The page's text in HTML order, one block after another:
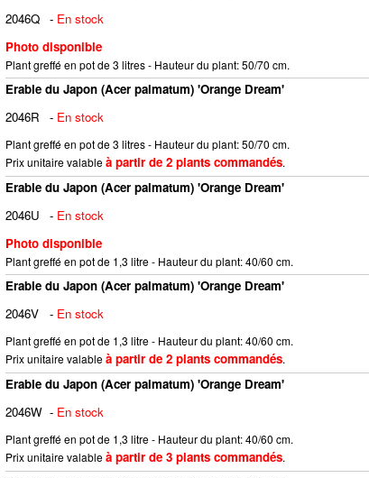
2046Q - En stock
Photo disponible
Plant greffé en pot de 3 litres - Hauteur du plant: 50/70 cm.
Erable du Japon (Acer palmatum) 'Orange Dream'
2046R
- En stock
Plant greffé en pot de 3 litres - Hauteur du plant: 50/70 cm.
Prix unitaire valableà partir de 2 plants commandés.
Erable du Japon (Acer palmatum) 'Orange Dream'
2046U
- En stock
Photo disponible
Plant greffé en pot de 1,3 litre - Hauteur du plant: 40/60 cm.
Erable du Japon (Acer palmatum) 'Orange Dream'
2046V
- En stock
Plant greffé en pot de 1,3 litre - Hauteur du plant: 40/60 cm.
Prix unitaire valableà partir de 2 plants commandés.
Erable du Japon (Acer palmatum) 'Orange Dream'
2046W - En stock
Plant greffé en pot de 1,3 litre - Hauteur du plant: 40/60 cm.
Prix unitaire valableà partir de 3 plants commandés.